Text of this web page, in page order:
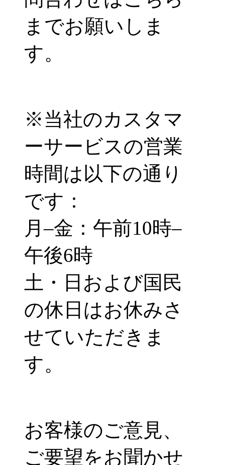
までお願いしま
す。
※当社のカスタマ
ーサービスの営業
時間は以下の通り
です：
月–金：午前10時–
午後6時
土・日および国民
の休日はお休みさ
せていただきま
す。
お客様のご意見、
ご要望をお聞かせ